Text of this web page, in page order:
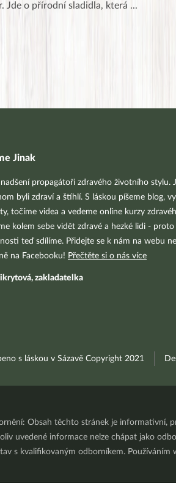
Jde o přírodní sladidla, která ...
Jinak
propagátoři zdravého životního stylu.
byli zdraví a štíhlí. S láskou píšeme blog,
točíme videa a vedeme online kurzy
kolem sebe vidět zdravé a hezké lidi - proto
teď sdílíme. Přidejte se k nám na webu
na Facebooku! Přečtěte si o nás více
zakladatelka
s láskou v Sázavě Copyright 2021
Obsah těchto stránek je informativní,
uvedené informace nelze chápat jako
s kvalifikovaným odborníkem.